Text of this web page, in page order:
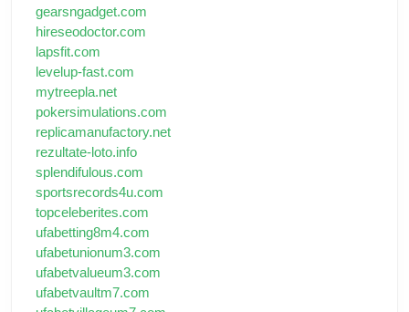
gearsngadget.com
hireseodoctor.com
lapsfit.com
levelup-fast.com
mytreepla.net
pokersimulations.com
replicamanufactory.net
rezultate-loto.info
splendifulous.com
sportsrecords4u.com
topceleberites.com
ufabetting8m4.com
ufabetunionum3.com
ufabetvalueum3.com
ufabetvaultm7.com